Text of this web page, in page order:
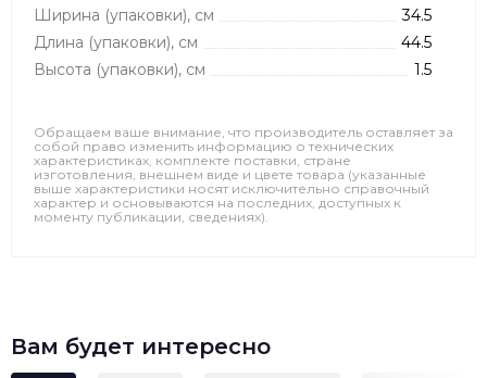
Ширина (упаковки), см
34.5
Длина (упаковки), см
44.5
Высота (упаковки), см
1.5
Обращаем ваше внимание, что производитель оставляет за
собой право изменить информацию о технических
характеристиках, комплекте поставки, стране
изготовления, внешнем виде и цвете товара (указанные
выше характеристики носят исключительно справочный
характер и основываются на последних, доступных к
моменту публикации, сведениях).
Вам будет интересно